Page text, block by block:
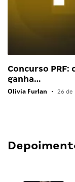
Concurso
ganha…
Olivia Furlan • 26 de